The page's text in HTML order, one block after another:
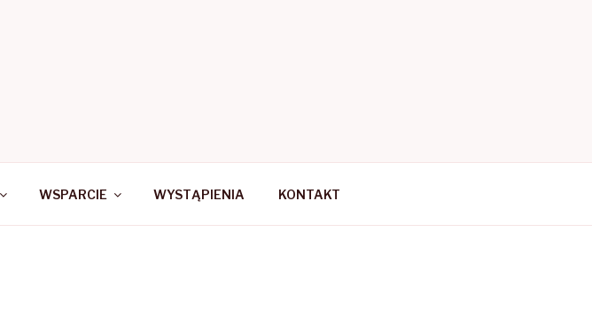
WSPARCIE WYSTĄPIENIA KONTAKT